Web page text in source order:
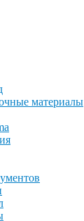
материалы